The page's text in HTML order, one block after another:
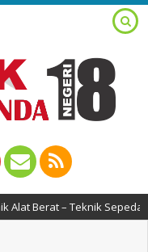
Berat – Teknik Sepeda